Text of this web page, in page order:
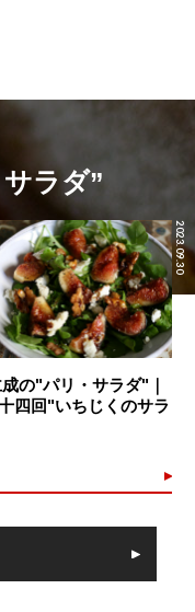
ラダ”
2023.09.30
の"パリ・サラダ"｜
四回"いちじくのサラ